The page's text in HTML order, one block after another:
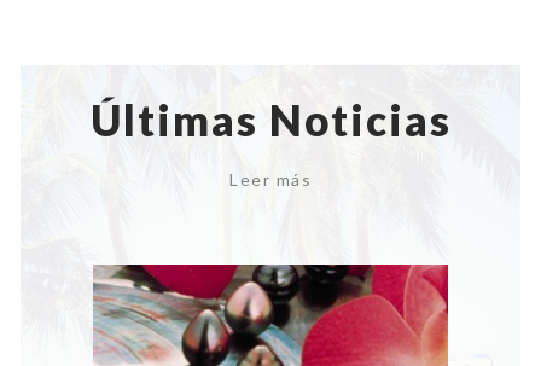
Últimas Noticias
Leer más